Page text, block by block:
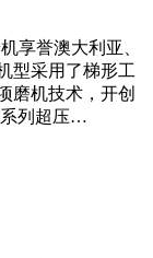
享誉澳大利亚、
型采用了梯形工
磨机技术，开创
系列超压…